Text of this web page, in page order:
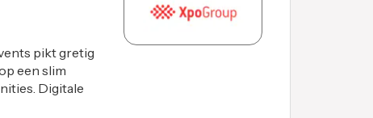
pikt gretig
een slim
Digitale